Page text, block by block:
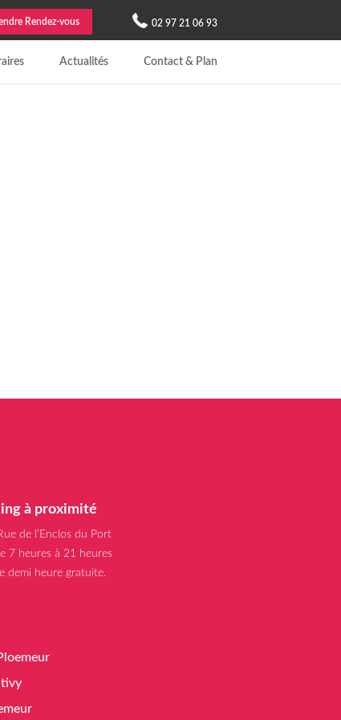
02 97 21 06 93
Rendez-vous
Actualités Contact & Plan
à proximité
de l’Enclos du Port
7 heures à 21 heures
demi heure gratuite.